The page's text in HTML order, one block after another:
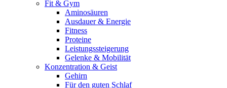
Fit & Gym
Aminosäuren
Ausdauer & Energie
Fitness
Proteine
Leistungssteigerung
Gelenke & Mobilität
Konzentration & Geist
Gehirn
Für den guten Schlaf